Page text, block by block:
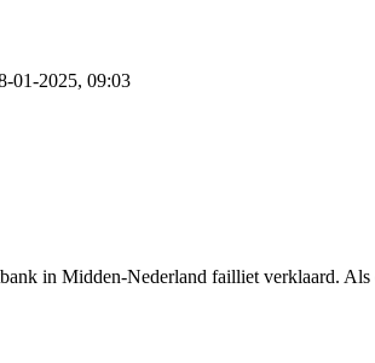
01-2025, 09:03
in Midden-Nederland failliet verklaard.